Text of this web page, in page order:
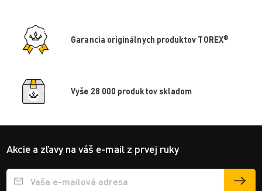
Garancia originálnych produktov TOREX®
Vyše 28 000 produktov skladom
Akcie a zľavy na váš e-mail z prvej ruky
Přihlášení e-mailu k odběru